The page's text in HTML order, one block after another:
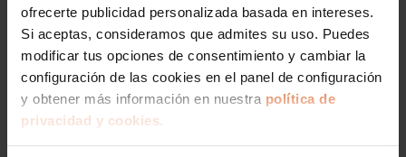
ofrecerte publicidad personalizada basada en intereses.
Si aceptas, consideramos que admites su uso. Puedes
modificar tus opciones de consentimiento y cambiar la
configuración de las cookies en el panel de configuración
y obtener más información en nuestra política de
privacidad y cookies.
Nuestro equipo de asesores te ayudará a
encontrar el modelo DS ideal según tus
preferencias: desde urbanos eficientes hasta
SUV familiares con gran equipamiento.
Modelos más buscados